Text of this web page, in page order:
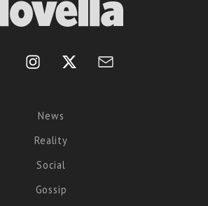
News
Reality
Social
Gossip